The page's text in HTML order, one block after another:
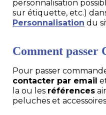
personnalisation
sur étiquette, etc.)
Personnalisation du
Comment passer
Pour passer
contacter par email
la ou les références
peluches et